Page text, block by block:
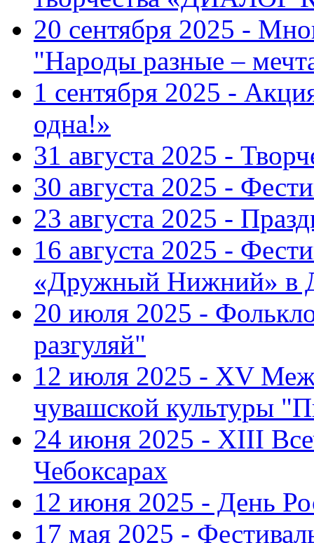
20 сентября 2025 -
"Народы разные –
1 сентября 2025 -
одна!»
31 августа 2025 -
30 августа 2025 -
23 августа 2025 -
16 августа 2025 -
«Дружный Нижний» в
20 июля 2025 -
разгуляй"
12 июля 2025 - XV
чувашской культуры
24 июня 2025 - XIII
Чебоксарах
12 июня 2025 - День
17 мая 2025 -